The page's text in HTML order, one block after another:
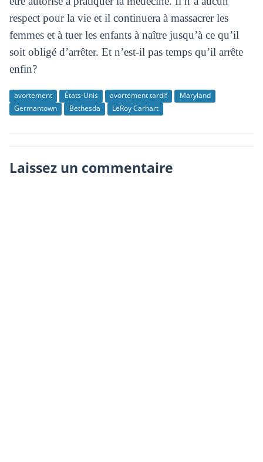
respect pour la vie et il continuera à massacrer les
femmes et à tuer les enfants à naître jusqu’à ce qu’il
soit obligé d’arrêter. Et n’est-il pas temps qu’il arrête
enfin?
avortement États-Unis avortement tardif
Maryland
Germantown
Bethesda LeRoy Carhart
Laissez un commentaire